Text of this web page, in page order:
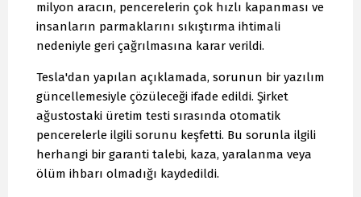
milyon aracın, pencerelerin çok hızlı kapanması ve
insanların parmaklarını sıkıştırma ihtimali
nedeniyle geri çağrılmasına karar verildi.
Tesla'dan yapılan açıklamada, sorunun bir yazılım
güncellemesiyle çözüleceği ifade edildi. Şirket
ağustostaki üretim testi sırasında otomatik
pencerelerle ilgili sorunu keşfetti. Bu sorunla ilgili
herhangi bir garanti talebi, kaza, yaralanma veya
ölüm ihbarı olmadığı kaydedildi.